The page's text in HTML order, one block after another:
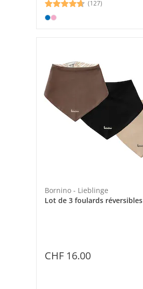
(127)
Bornino - Lieblinge
Lot de 3 foulards réversibles
CHF 16.00